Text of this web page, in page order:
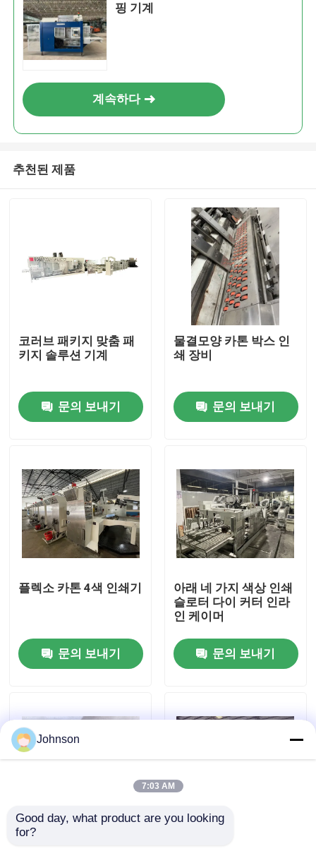
제품
동영상
우리에 대하여
품질 관리
연락주세요
뉴스
핑 기계
계속하다
추천된 제품
코러브 패키지 맞춤 패
키지 솔루션 기계
문의 보내기
물결모양 카톤 박스 인
쇄 장비
문의 보내기
플렉소 카톤 4색 인쇄기
문의 보내기
아래 네 가지 색상 인쇄
슬로터 다이 커터 인라
인 케이머
문의 보내기
동방 바닥 인쇄 롤러 인
Johnson
7:03 AM
Good day, what product are you looking
for?